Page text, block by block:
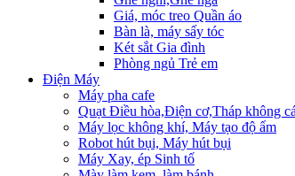
Giá, móc treo Quần áo
Bàn là, máy sấy tóc
Két sắt Gia đình
Phòng ngủ Trẻ em
Điện Máy
Máy pha cafe
Quạt Điều hòa,Điện cơ,Tháp không
Máy lọc không khí, Máy tạo độ ẩm
Robot hút bụi, Máy hút bụi
Máy Xay, ép Sinh tố